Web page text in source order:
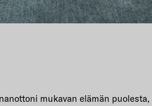
mukavan elämän puolesta,